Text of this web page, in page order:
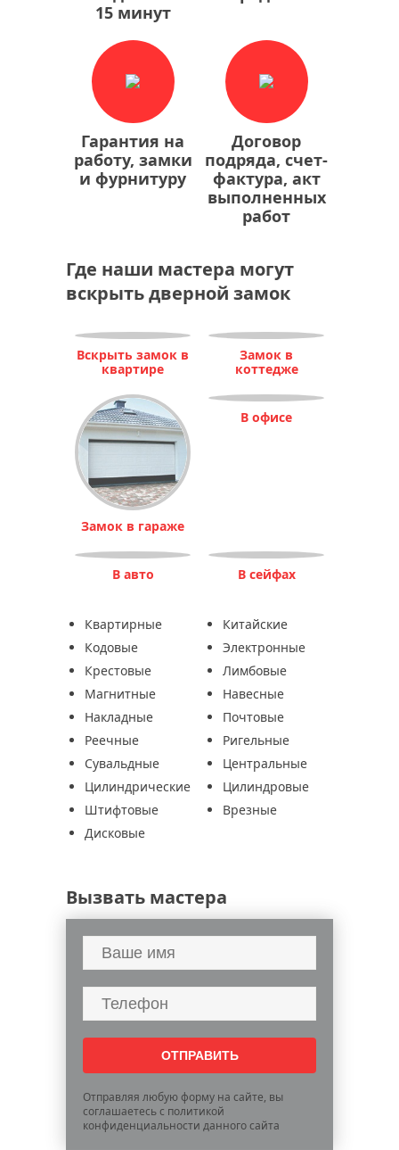
15 минут
Гарантия на
работу, замки
и фурнитуру
Договор
подряда, счет-
фактура, акт
выполненных
работ
Где наши мастера могут
вскрыть дверной замок
Вскрыть замок в
квартире
Замок в
коттедже
Замок в гараже
В офисе
В авто В сейфах
Квартирные
Китайские
Кодовые
Электронные
Крестовые
Лимбовые
Магнитные
Навесные
Накладные
Почтовые
Реечные
Ригельные
Сувальдные
Центральные
Цилиндрические
Цилиндровые
Штифтовые
Врезные
Дисковые
Вызвать мастера
Отправляя любую форму на сайте, вы
соглашаетесь с политикой
конфиденциальности данного сайта